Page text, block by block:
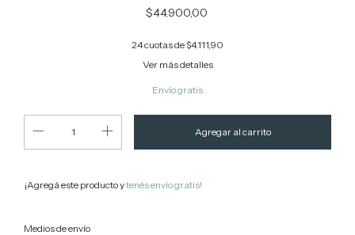
$44.900,00
24cuotas de$4.111,90
Ver más detalles
Envío gratis
¡Agregá este producto ytenés envío gratis!
Entregas para el CP:
Medios de envío